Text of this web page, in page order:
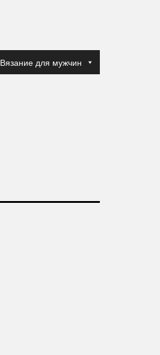
Вязание для мужчин